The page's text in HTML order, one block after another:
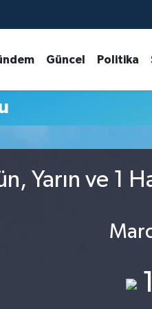
Güncel Politika
Yarın ve 1